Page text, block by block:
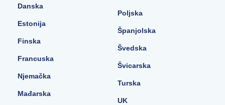
Danska
Estonija
Finska
Francuska
Njemačka
Mađarska
Poljska
Španjolska
Švedska
Švicarska
Turska
UK